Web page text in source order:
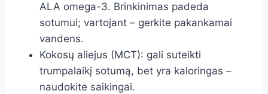
ALA omega-3. Brinkinimas padeda
sotumui; vartojant – gerkite pakankamai
vandens.
Kokosų aliejus (MCT): gali suteikti
trumpalaikį sotumą, bet yra kaloringas –
naudokite saikingai.